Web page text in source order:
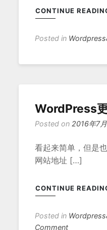
CONTINUE
Posted in
WordPress
Posted on 2016年7
看起来简单，但是
网站地址 […]
CONTINUE
Posted in
Commenton